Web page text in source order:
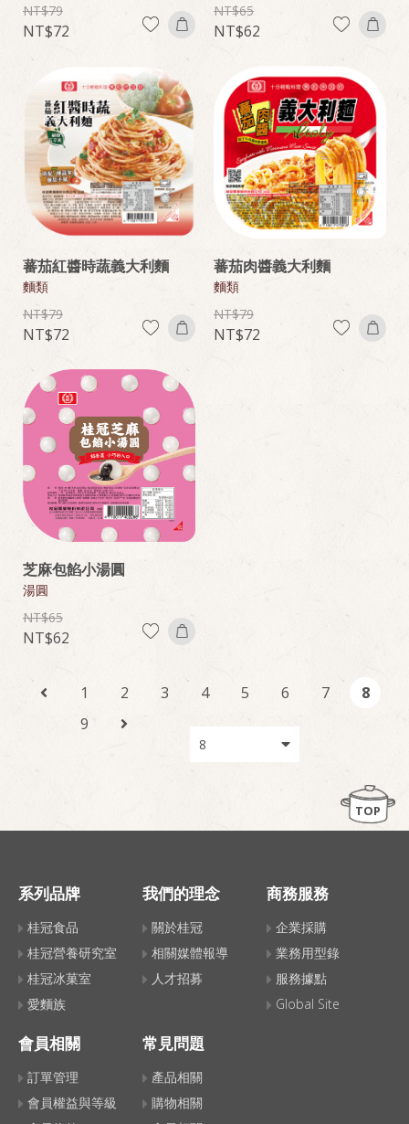
79
72
65
62
蕃茄紅醬時蔬義大利麵
麵類
79
72
蕃茄肉醬義大利麵
麵類
79
72
芝麻包餡小湯圓
湯圓
65
62
1 2 3 4 5 6 7
8
9
TOP
系列品牌
桂冠食品
桂冠營養研究室
桂冠冰菓室
愛麵族
我們的理念
關於桂冠
相關媒體報導
人才招募
商務服務
企業採購
業務用型錄
服務據點
Global Site
會員相關
訂單管理
會員權益與等級
常見問題
產品相關
購物相關